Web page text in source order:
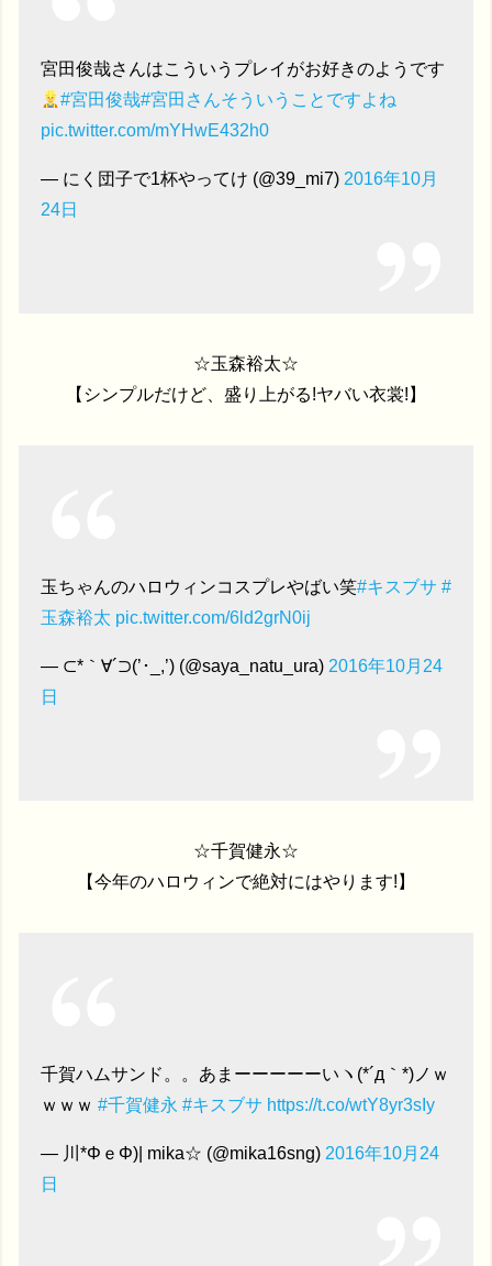
宮田俊哉さんはこういうプレイがお好きのようです
#宮田俊哉#宮田さんそういうことですよね
pic.twitter.com/mYHwE432h0
— にく団子で1杯やってけ (@39_mi7) 2016年10月
24日
☆玉森裕太☆
【シンプルだけど、盛り上がる!ヤバい衣裳!】
玉ちゃんのハロウィンコスプレやばい笑#キスブサ #
玉森裕太 pic.twitter.com/6ld2grN0ij
— ⊂*｀∀´⊃(’･_,’) (@saya_natu_ura) 2016年10月24
日
☆千賀健永☆
【今年のハロウィンで絶対にはやります!】
千賀ハムサンド。。あまーーーーーいヽ(*´д｀*)ノｗ
ｗｗｗ #千賀健永 #キスブサ https://t.co/wtY8yr3sIy
— 川*ΦｅΦ)| mika☆ (@mika16sng) 2016年10月24
日